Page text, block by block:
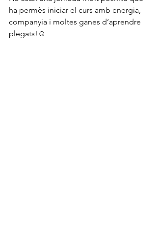
ha permès iniciar el curs amb energia,
companyia i moltes ganes d’aprendre
plegats!☺️